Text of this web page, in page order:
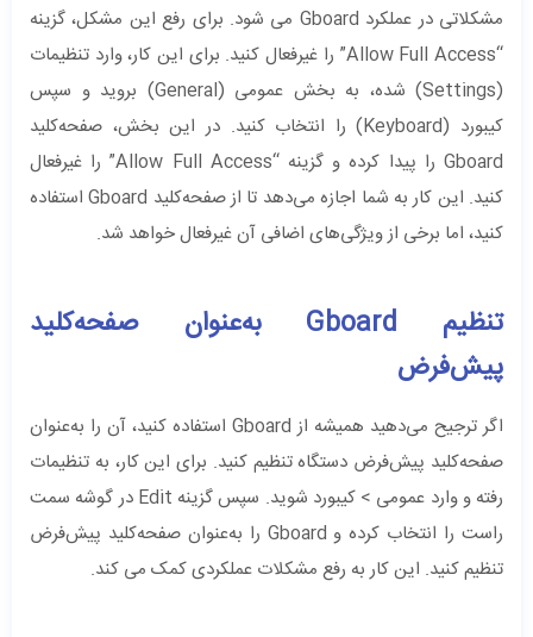
مشکلاتی در عملکرد Gboard می شود. برای رفع این مشکل، گزینه
“Allow Full Access” را غیرفعال کنید. برای این کار، وارد تنظیمات
(Settings) شده، به بخش عمومی (General) بروید و سپس
کیبورد (Keyboard) را انتخاب کنید. در این بخش، صفحه‌کلید
Gboard را پیدا کرده و گزینه “Allow Full Access” را غیرفعال
کنید. این کار به شما اجازه می‌دهد تا از صفحه‌کلید Gboard استفاده
کنید، اما برخی از ویژگی‌های اضافی آن غیرفعال خواهد شد.
تنظیم Gboard به‌عنوان صفحه‌کلید
پیش‌فرض
اگر ترجیح می‌دهید همیشه از Gboard استفاده کنید، آن را به‌عنوان
صفحه‌کلید پیش‌فرض دستگاه تنظیم کنید. برای این کار، به تنظیمات
رفته و وارد عمومی > کیبورد شوید. سپس گزینه Edit در گوشه سمت
راست را انتخاب کرده و Gboard را به‌عنوان صفحه‌کلید پیش‌فرض
تنظیم کنید. این کار به رفع مشکلات عملکردی کمک می کند.